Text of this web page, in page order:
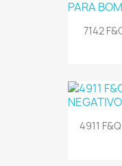
7142
4911